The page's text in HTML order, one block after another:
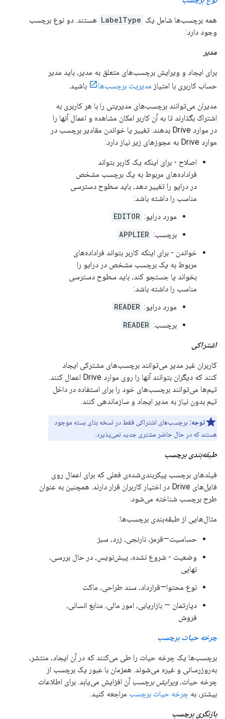
همه برچسب‌ها شامل یک LabelType هستند. دو نوع برچسب
وجود دارد:
مدیر
برای ایجاد و ویرایش برچسب‌های متعلق به مدیر، باید مدیر
حساب کاربری با امتیاز مدیریت برچسب‌ها باشید.
مدیران می‌توانند برچسب‌های مدیریتی را با هر کاربری به
اشتراک بگذارند تا به آن کاربر امکان مشاهده و اعمال آنها را
در موارد Drive بدهند. تغییر یا خواندن مقادیر برچسب در
موارد Drive به مجوزهای زیر نیاز دارد:
اصلاح - برای اینکه یک کاربر بتواند
فراداده‌های مربوط به یک برچسب مشخص
در درایو را تغییر دهد، باید سطوح دسترسی
مناسب را داشته باشد:
مورد درایو: EDITOR
برچسب: APPLIER
خواندن - برای اینکه کاربر بتواند فراداده‌های
مربوط به یک برچسب مشخص در درایو را
بخواند یا جستجو کند، باید سطوح دسترسی
مناسب را داشته باشد:
مورد درایو: READER
برچسب: READER
اشتراکی
کاربران غیر مدیر می‌توانند برچسب‌های مشترکی ایجاد
کنند که دیگران بتوانند آنها را روی موارد Drive اعمال کنند.
تیم‌ها می‌توانند برچسب‌های خود را برای استفاده در داخل
تیم بدون نیاز به مدیر ایجاد و سازماندهی کنند.
توجه: برچسب‌های اشتراکی فقط در نسخه بتای بسته موجود
هستند که در حال حاضر مشتری جدید نمی‌پذیرد.
طبقه‌بندی برچسب
فیلدهای برچسب پیکربندی‌شده‌ی فعلی که برای اعمال روی
فایل‌های Drive در اختیار کاربران قرار دارند. همچنین به عنوان
طرح برچسب شناخته می‌شود.
مثال‌هایی از طبقه‌بندی برچسب‌ها:
حساسیت—قرمز، نارنجی، زرد، سبز
وضعیت - شروع نشده، پیش‌نویس، در حال بررسی،
نهایی
نوع محتوا—قرارداد، سند طراحی، ماکت
دپارتمان — بازاریابی، امور مالی، منابع انسانی،
فروش
چرخه حیات برچسب
برچسب‌ها یک چرخه حیات را طی می‌کنند که در آن ایجاد، منتشر،
به‌روزرسانی و غیره می‌شوند. همزمان با عبور یک برچسب از
چرخه حیات،ویرایش برچسب آن افزایش می‌یابد. برای اطلاعات
بیشتر، به چرخه حیات برچسب مراجعه کنید.
بازنگری برچسب